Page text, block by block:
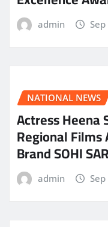
admin
NATIONAL NEWS
Actress Heena
Regional Films
Brand SOHI
admin